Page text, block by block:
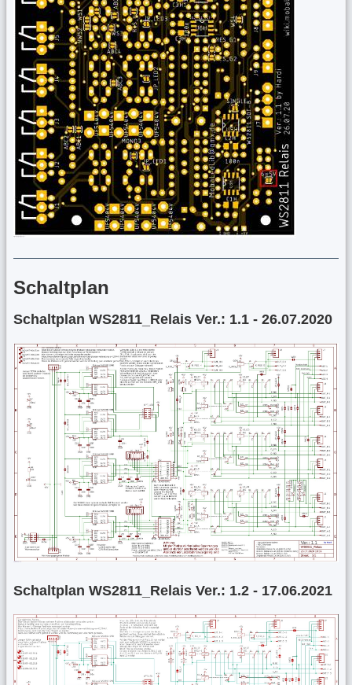
Schaltplan
Schaltplan WS2811_Relais Ver.: 1.1 - 26.07.2020
Schaltplan WS2811_Relais Ver.: 1.2 - 17.06.2021